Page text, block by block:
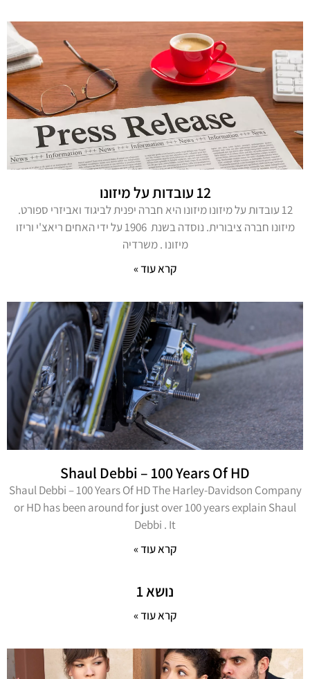
12 עובדות על מיזונו
12 עובדות על מיזונו מיזונו היא חברה יפנית לביגוד ואביזרי ספורט.
מיזונו חברה ציבורית. נוסדה בשנת 1906 על ידי האחים ריאצ'י וריזו
מיזונו . משרדיה
קרא עוד »
Shaul Debbi – 100 Years Of HD
Shaul Debbi – 100 Years Of HD The Harley-Davidson Company
or HD has been around for just over 100 years explain Shaul
Debbi . It
קרא עוד »
נושא 1
קרא עוד »